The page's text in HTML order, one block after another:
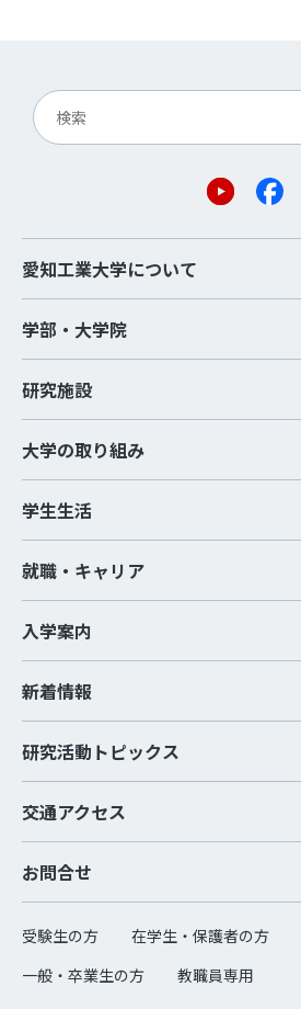
愛知工業大学について
学部・大学院
研究施設
大学の取り組み
学生生活
就職・キャリア
入学案内
新着情報
研究活動トピックス
交通アクセス
お問合せ
受験生の方 在学生・保護者の方
一般・卒業生の方
教職員専用